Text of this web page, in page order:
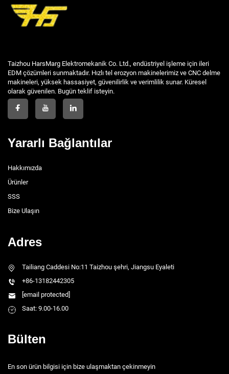
Taizhou HarsMarg Elektromekanik Co. Ltd., endüstriyel işleme için ileri
EDM çözümleri sunmaktadır. Hızlı tel erozyon makinelerimiz ve CNC delme
makineleri, yüksek hassasiyet, güvenilirlik ve verimlilik sunar. Küresel
olarak güvenilen. Bugün teklif isteyin.
Yararlı Bağlantılar
Hakkımızda
Ürünler
SSS
Bize Ulaşın
Adres
Tailiang Caddesi No:11 Taizhou şehri, Jiangsu Eyaleti
+86-13182442305
[email protected]
Saat: 9.00-16.00
Bülten
En son ürün bilgisi için bize ulaşmaktan çekinmeyin